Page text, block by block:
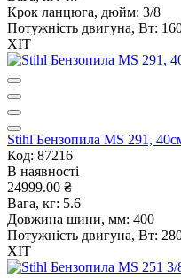
Крок ланцюга, дюйм: 3/8
Потужність двигуна, Вт:
ХІТ
Stihl Бензопила MS 291,
Код: 87216
В наявності
24999.00 ₴
Вага, кг: 5.6
Довжина шини, мм: 400
Потужність двигуна, Вт:
ХІТ